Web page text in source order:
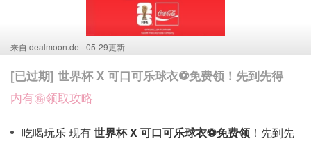
来自 dealmoon.de 05-29更新
[已过期] 世界杯 X 可口可乐球衣⚽️免费领！先到先得
内有㊙️领取攻略
吃喝玩乐 现有世界杯 X 可口可乐球衣⚽️免费领 ！先到先